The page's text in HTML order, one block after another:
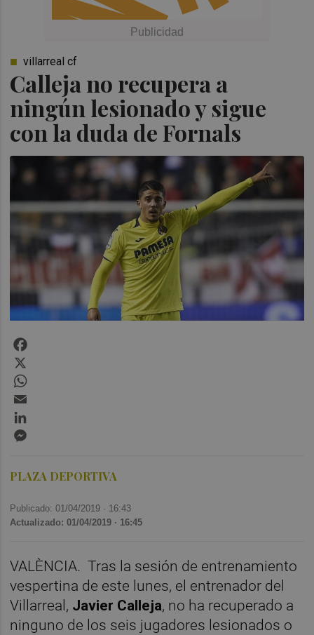
Calleja no recupera a
ningún lesionado y sigue
con la duda de Fornals
villarreal cf
PLAZA DEPORTIVA
Publicado: 01/04/2019 · 16:43
Actualizado: 01/04/2019 · 16:45
VALÈNCIA. Tras la sesión de entrenamiento
vespertina de este lunes, el entrenador del
Villarreal, Javier Calleja, no ha recuperado a
ninguno de los seis jugadores lesionados o